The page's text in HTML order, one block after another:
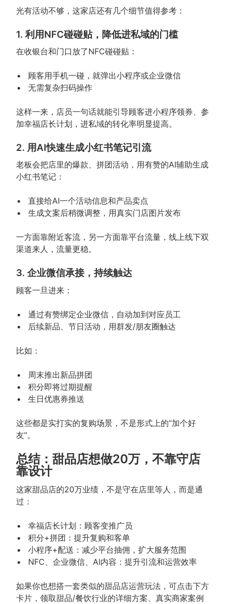
光有活动不够，这家店还有几个细节值得参考：
1. 利用NFC碰碰贴，降低进私域的门槛
在收银台和门口放了NFC碰碰贴：
顾客用手机一碰，就弹出小程序或企业微信
无需复杂扫码操作
这样一来，店员一句话就能引导顾客进小程序领券、参
加幸福店长计划，进私域的转化率明显提高。
2. 用AI快速生成小红书笔记引流
老板会把店里的爆款、拼团活动，用有赞的AI辅助生成
小红书笔记：
直接给AI一个活动信息和产品卖点
生成文案后稍微调整，用真实门店图片发布
一方面靠附近客流，另一方面靠平台流量，线上线下双
渠道来人，流量更稳。
3. 企业微信承接，持续触达
顾客一旦进来：
通过有赞绑定企业微信，自动加到对应员工
后续新品、节日活动，用群发/朋友圈触达
比如：
周末推出新品拼团
积分即将过期提醒
生日优惠券推送
这些都是实打实的复购场景，不是形式上的“加个好
友”。
总结：甜品店想做20万，不靠守店
靠设计
这家甜品店的20万业绩，不是守在店里等人，而是通
过：
幸福店长计划：顾客变推广员
积分+拼团：提升复购和客单
小程序+配送：减少平台抽佣，扩大服务范围
NFC、企业微信、AI内容：提升引流和运营效率
如果你也想搭一套类似的甜品店运营玩法，可点击下方
卡片，领取甜品/餐饮行业的详细方案、真实商家案例